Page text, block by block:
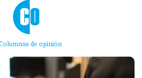
de opinión